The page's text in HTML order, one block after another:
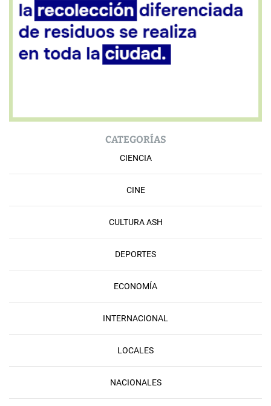
CATEGORÍAS
CIENCIA
CINE
CULTURA ASH
DEPORTES
ECONOMÍA
INTERNACIONAL
LOCALES
NACIONALES